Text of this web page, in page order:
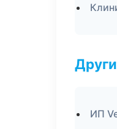
ИП